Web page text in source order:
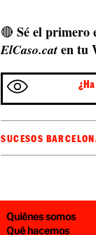
🔴Sé el primero
ElCaso.cat en tu
¿Ha
SUCESOS
Quiénes somos
Qué hacemos